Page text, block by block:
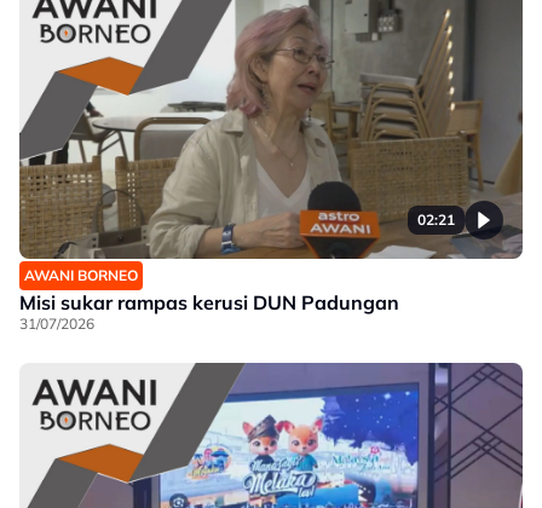
02:21
AWANI BORNEO
Misi sukar rampas kerusi DUN Padungan
31/07/2026